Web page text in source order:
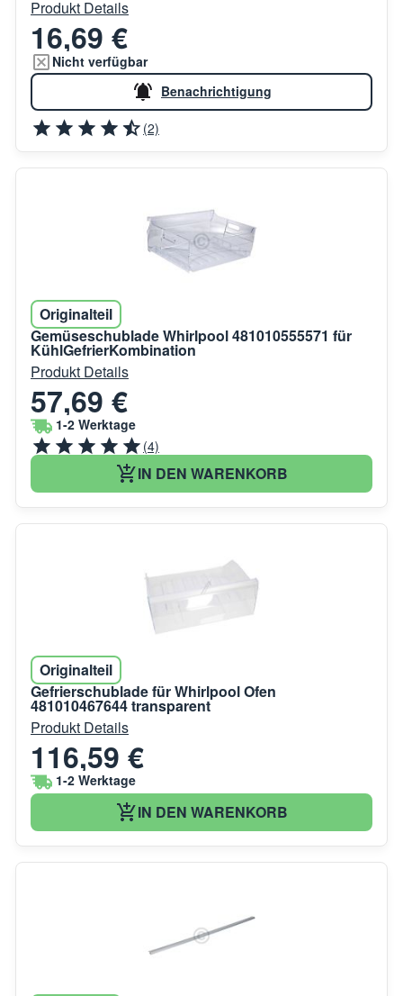
Produkt Details
16,69 €
Nicht verfügbar
Benachrichtigung
(2)
Originalteil
Gemüseschublade Whirlpool 481010555571 für
KühlGefrierKombination
Produkt Details
57,69 €
1-2 Werktage
(4)
IN DEN WARENKORB
Originalteil
Gefrierschublade für Whirlpool Ofen
481010467644 transparent
Produkt Details
116,59 €
1-2 Werktage
IN DEN WARENKORB